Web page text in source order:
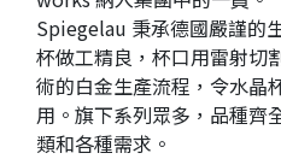
Spiegelau 秉承德國嚴謹的
杯做工精良，杯口用雷射切
術的白金生產流程，令水晶
用。旗下系列眾多，品種齊
類和各種需求。